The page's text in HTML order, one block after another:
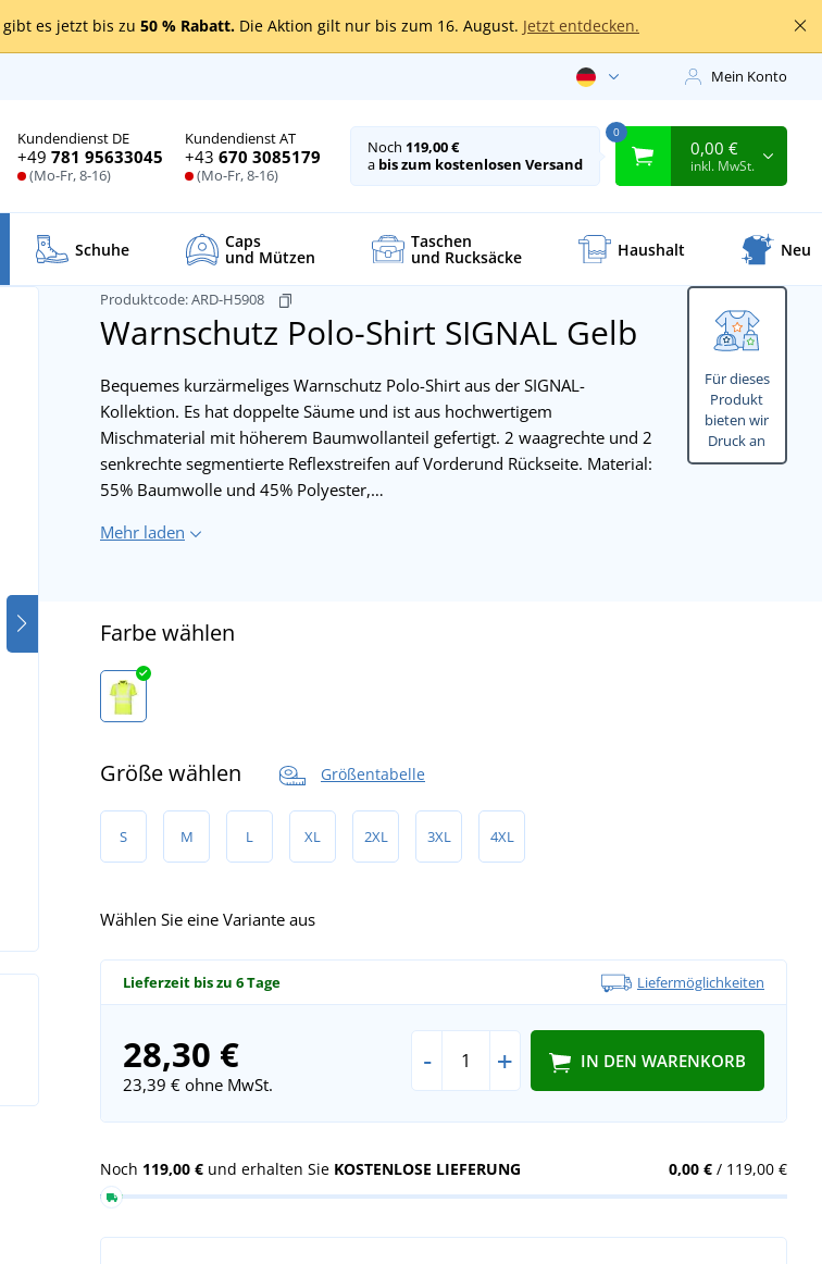
gibt es jetzt bis zu 50 % Rabatt. Die Aktion gilt nur bis zum 16. August. Jetzt entdecken.
Mein Konto
Kundendienst DE
+49 781 95633045
(Mo-Fr, 8-16)
Kundendienst AT
+43 670 3085179
(Mo-Fr, 8-16)
Noch 119,00 €
a bis zum kostenlosen Versand
0
0,00 €
inkl. MwSt.
Schuhe Caps
und Mützen
Taschen
und Rucksäcke Haushalt Neu
Für dieses
Produkt
bieten wir
Druck an
Produktcode:ARD-H5908
Warnschutz Polo-Shirt SIGNAL Gelb
Bequemes kurzärmeliges Warnschutz Polo-Shirt aus der SIGNAL-
Kollektion. Es hat doppelte Säume und ist aus hochwertigem
Mischmaterial mit höherem Baumwollanteil gefertigt. 2 waagrechte und 2
senkrechte segmentierte Reflexstreifen auf Vorderund Rückseite. Material:
55% Baumwolle und 45% Polyester,…
Mehr laden
Farbe wählen
Größe wählen Größentabelle
S M L XL 2XL 3XL 4XL
Wählen Sie eine Variante aus
Lieferzeit bis zu 6 Tage Liefermöglichkeiten
28,30 €
23,39 €ohne MwSt.
- + IN DEN WARENKORB
0,00 €/ 119,00 €
Noch 119,00 € und erhalten Sie KOSTENLOSE LIEFERUNG